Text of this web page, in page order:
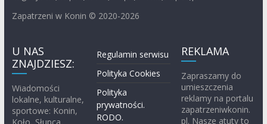
Zapatrzeni w Konin © 2020-2026
U NAS
ZNAJDZIESZ:
Wiadomości
lokalne, kulturalne,
sportowe: Konin,
Koło, Słupca,
Regulamin serwisu
Polityka Cookies
Polityka
prywatności.
RODO.
REKLAMA
Zapraszamy do
umieszczenia
reklamy na portalu
zapatrzeniwkonin.
pl. Nasze atuty to